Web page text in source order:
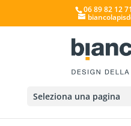
06 89 82 12
Seleziona una pagina